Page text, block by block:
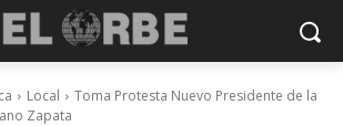
Local
Toma Protesta Nuevo Presidente de la
Zapata